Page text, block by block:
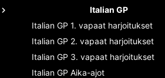
Italian GP
Italian GP 1. vapaat harjoitukset
Italian GP 2. vapaat harjoitukset
Italian GP 3. vapaat harjoitukset
Italian GP Aika-ajot